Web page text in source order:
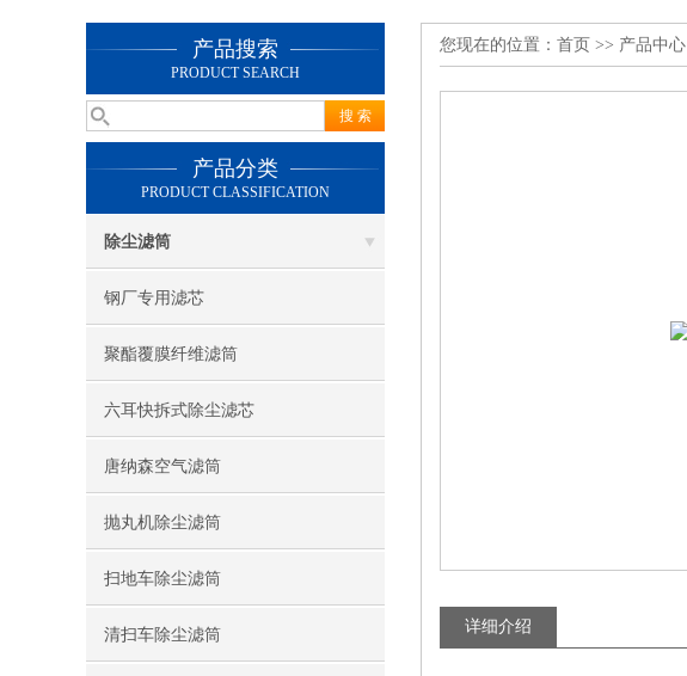
产品搜索
PRODUCT SEARCH
产品分类
PRODUCT CLASSIFICATION
除尘滤筒
钢厂专用滤芯
聚酯覆膜纤维滤筒
六耳快拆式除尘滤芯
唐纳森空气滤筒
抛丸机除尘滤筒
扫地车除尘滤筒
清扫车除尘滤筒
您现在的位置： 首页 >> 产品中心
详细介绍